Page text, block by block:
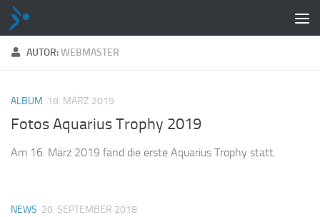
Zum Inhalt springen
AUTOR:WEBMASTER
ALBUM 18. MÄRZ 2019
Fotos Aquarius Trophy 2019
Am 16. März 2019 fand die erste Aquarius Trophy statt.
NEWS 20. SEPTEMBER 2018